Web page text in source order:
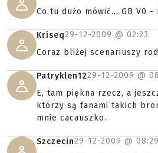
Co tu dużo mówić... GB V0 -
Kriseq29-12-2009 @ 02:23
Coraz bliżej scenariuszy
Patryklen1229-12-2009 @
E, tam piękna rzecz, a
którzy są fanami takich
mnie cacauszko.
Szczecin29-12-2009 @ 08:29